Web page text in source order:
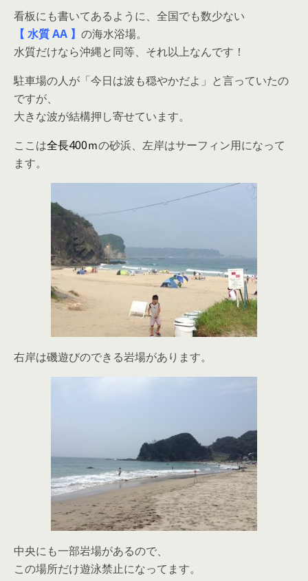
看板にも書いてあるように、全国でも数少ない
【 水質 AA 】 の海水浴場。
水質だけなら沖縄と同等、それ以上なんです！
駐車場の人が「今日は波も穏やかだよ」と言っていたの
ですが、
大きな波が結構押し寄せています。
ここは全長400ｍの砂浜、左岸はサーフィン用になって
ます。
右岸は磯遊びのできる岩場があります。
中央にも一部岩場があるので、
この場所だけ遊泳禁止になってます。